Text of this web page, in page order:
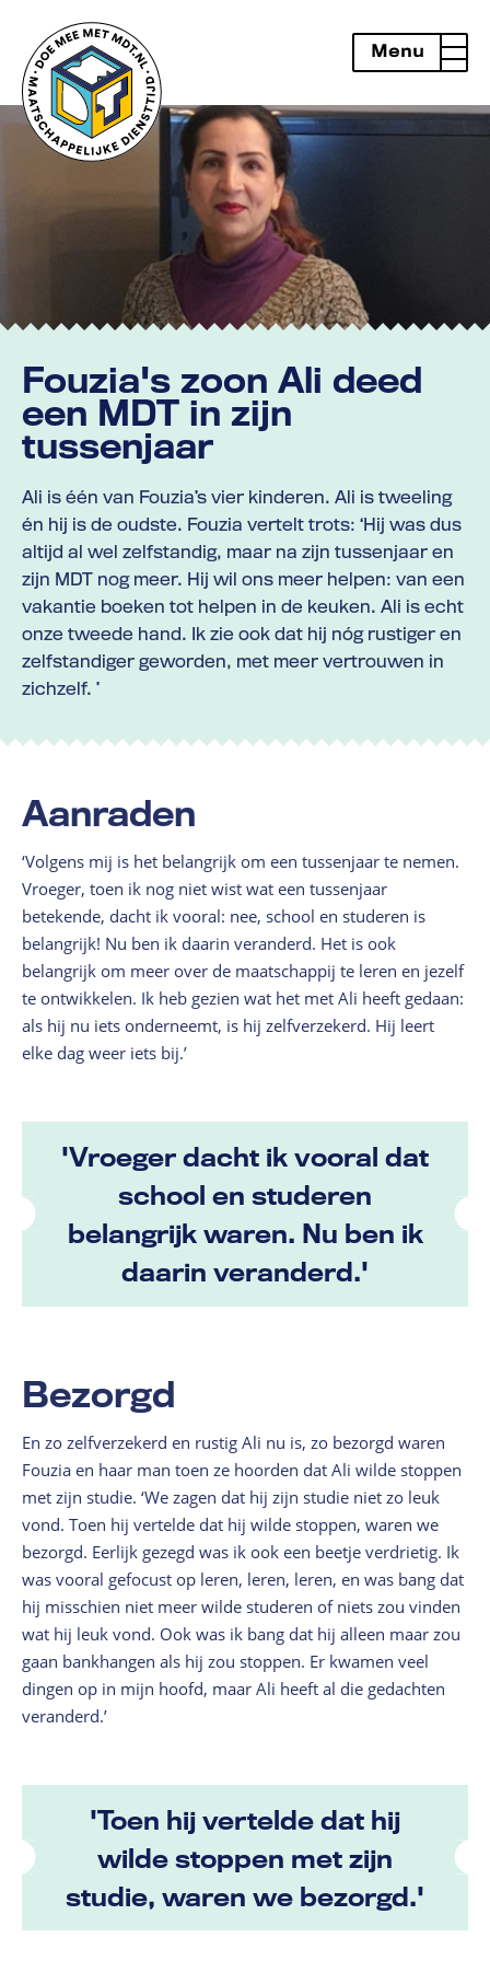
Menu
openen
Fouzia's zoon Ali deed
een MDT in zijn
tussenjaar
Ali is één van Fouzia’s vier kinderen. Ali is tweeling
én hij is de oudste. Fouzia vertelt trots: ‘Hij was dus
altijd al wel zelfstandig, maar na zijn tussenjaar en
zijn MDT nog meer. Hij wil ons meer helpen: van een
vakantie boeken tot helpen in de keuken. Ali is echt
onze tweede hand. Ik zie ook dat hij nóg rustiger en
zelfstandiger geworden, met meer vertrouwen in
zichzelf. ’
Aanraden
‘Volgens mij is het belangrijk om een tussenjaar te nemen.
Vroeger, toen ik nog niet wist wat een tussenjaar
betekende, dacht ik vooral: nee, school en studeren is
belangrijk! Nu ben ik daarin veranderd. Het is ook
belangrijk om meer over de maatschappij te leren en jezelf
te ontwikkelen. Ik heb gezien wat het met Ali heeft gedaan:
als hij nu iets onderneemt, is hij zelfverzekerd. Hij leert
elke dag weer iets bij.’
'Vroeger dacht ik vooral dat
school en studeren
belangrijk waren. Nu ben ik
daarin veranderd.'
Bezorgd
En zo zelfverzekerd en rustig Ali nu is, zo bezorgd waren
Fouzia en haar man toen ze hoorden dat Ali wilde stoppen
met zijn studie. ‘We zagen dat hij zijn studie niet zo leuk
vond. Toen hij vertelde dat hij wilde stoppen, waren we
bezorgd. Eerlijk gezegd was ik ook een beetje verdrietig. Ik
was vooral gefocust op leren, leren, leren, en was bang dat
hij misschien niet meer wilde studeren of niets zou vinden
wat hij leuk vond. Ook was ik bang dat hij alleen maar zou
gaan bankhangen als hij zou stoppen. Er kwamen veel
dingen op in mijn hoofd, maar Ali heeft al die gedachten
veranderd.’
'Toen hij vertelde dat hij
wilde stoppen met zijn
studie, waren we bezorgd.'